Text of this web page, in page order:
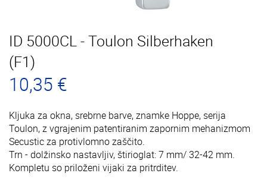
ID 5000CL - Toulon Silberhaken
(F1)
10,35 €
Kljuka za okna, srebrne barve, znamke Hoppe, serija
Toulon, z vgrajenim patentiranim zapornim mehanizmom
Secustic za protivlomno zaščito.
Trn - dolžinsko nastavljiv, štirioglat: 7 mm/ 32-42 mm.
Kompletu so priloženi vijaki za pritrditev.